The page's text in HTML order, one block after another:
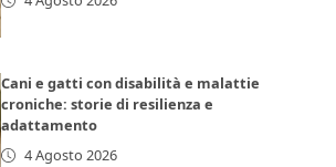
Cani e gatti con disabilità e malattie
croniche: storie di resilienza e
adattamento
4 Agosto 2026